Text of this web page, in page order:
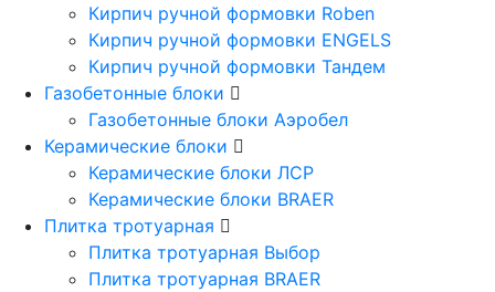
Кирпич ручной формовки Roben
Кирпич ручной формовки ENGELS
Кирпич ручной формовки Тандем
Газобетонные блоки
Газобетонные блоки Аэробел
Керамические блоки
Керамические блоки ЛСР
Керамические блоки BRAER
Плитка тротуарная
Плитка тротуарная Выбор
Плитка тротуарная BRAER